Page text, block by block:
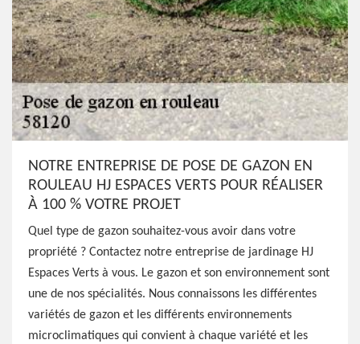
NOTRE ENTREPRISE DE POSE DE GAZON EN
ROULEAU HJ ESPACES VERTS POUR RÉALISER
À 100 % VOTRE PROJET
Quel type de gazon souhaitez-vous avoir dans votre
propriété ? Contactez notre entreprise de jardinage HJ
Espaces Verts à vous. Le gazon et son environnement sont
une de nos spécialités. Nous connaissons les différentes
variétés de gazon et les différents environnements
microclimatiques qui convient à chaque variété et les